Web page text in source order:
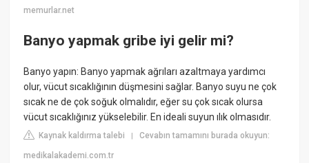
memurlar.net
Banyo yapmak gribe iyi gelir mi?
Banyo yapın: Banyo yapmak ağrıları azaltmaya yardımcı
olur, vücut sıcaklığının düşmesini sağlar. Banyo suyu ne çok
sıcak ne de çok soğuk olmalıdır, eğer su çok sıcak olursa
vücut sıcaklığınız yükselebilir. En ideali suyun ılık olmasıdır.
Kaynak kaldırma talebi |Cevabın tamamını burada okuyun:
medikalakademi.com.tr